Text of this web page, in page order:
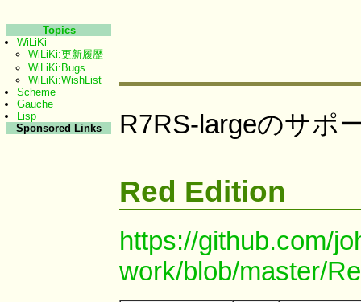
R7RS-largeのサポ
Red Edition
https://github.com/
work/blob/master/
Topics
WiLiKi
WiLiKi:更新履歴
WiLiKi:Bugs
WiLiKi:WishList
Scheme
Gauche
Lisp
Sponsored Links